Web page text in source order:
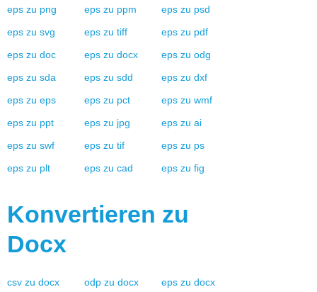
eps zu png eps zu ppm eps zu psd
eps zu svg eps zu tiff eps zu pdf
eps zu doc eps zu docx eps zu odg
eps zu sda eps zu sdd eps zu dxf
eps zu eps eps zu pct eps zu wmf
eps zu ppt eps zu jpg eps zu ai
eps zu swf eps zu tif eps zu ps
eps zu plt eps zu cad eps zu fig
Konvertieren zu
Docx
csv zu docx odp zu docx eps zu docx